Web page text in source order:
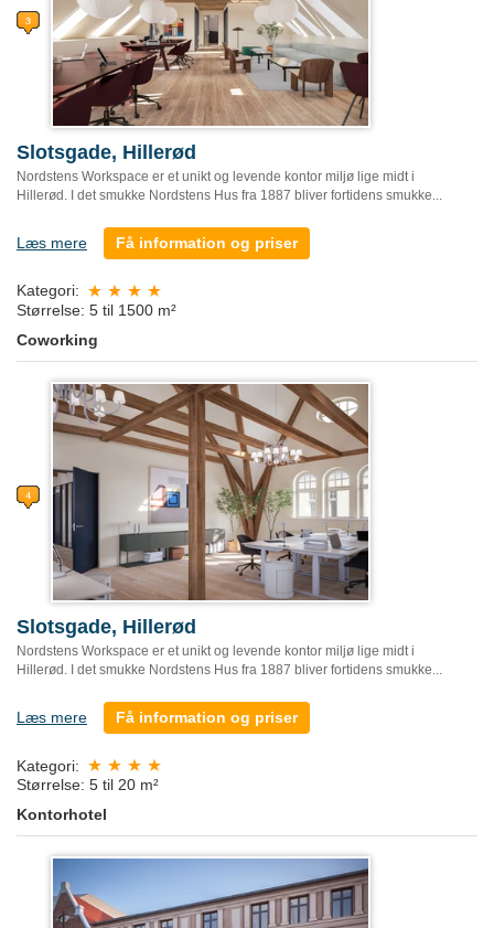
Slotsgade, Hillerød
Nordstens Workspace er et unikt og levende kontor miljø lige midt i
Hillerød. I det smukke Nordstens Hus fra 1887 bliver fortidens smukke...
Læs mere Få information og priser
Kategori:
Størrelse: 5 til 1500 m²
Coworking
Slotsgade, Hillerød
Nordstens Workspace er et unikt og levende kontor miljø lige midt i
Hillerød. I det smukke Nordstens Hus fra 1887 bliver fortidens smukke...
Læs mere Få information og priser
Kategori:
Størrelse: 5 til 20 m²
Kontorhotel